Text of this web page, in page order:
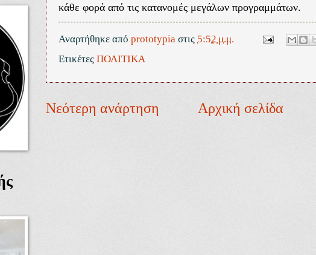
κάθε φορά από τις κατανομές μεγάλων προγραμμάτων.
Αναρτήθηκε από prototypia στις 5:52 μ.μ.
Ετικέτες ΠΟΛΙΤΙΚΑ
Νεότερη ανάρτηση Αρχική σελίδα